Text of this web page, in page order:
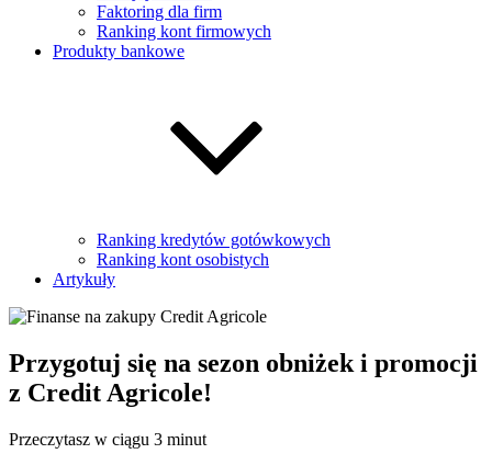
Faktoring dla firm
Ranking kont firmowych
Produkty bankowe
Ranking kredytów gotówkowych
Ranking kont osobistych
Artykuły
Przygotuj się na sezon obniżek i promocji
z Credit Agricole!
Przeczytasz w ciągu 3 minut